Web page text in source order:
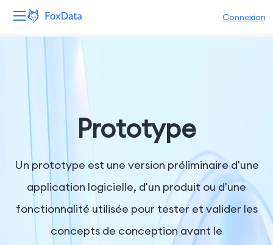
Connexion
Solutions
Ressources
Entreprise
Prototype
Un prototype est une version préliminaire d'une
application logicielle, d'un produit ou d'une
fonctionnalité utilisée pour tester et valider les
concepts de conception avant le